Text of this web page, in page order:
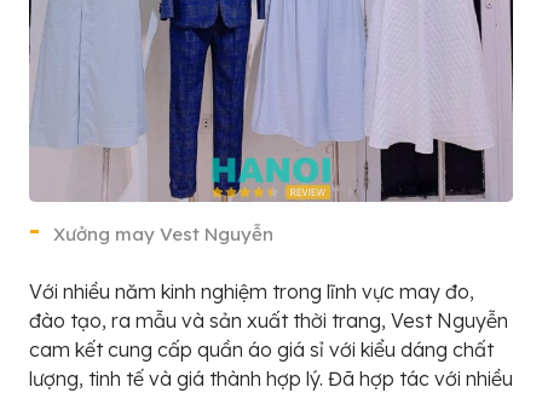
Xưởng may Vest Nguyễn
Với nhiều năm kinh nghiệm trong lĩnh vực may đo,
đào tạo, ra mẫu và sản xuất thời trang, Vest Nguyễn
cam kết cung cấp quần áo giá sỉ với kiểu dáng chất
lượng, tinh tế và giá thành hợp lý. Đã hợp tác với nhiều